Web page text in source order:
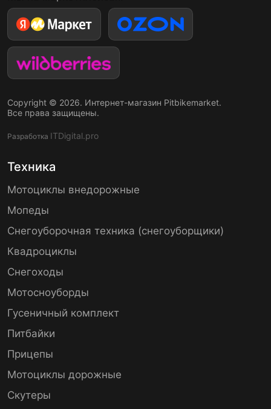
Copyright © 2026. Интернет-магазин Pitbikemarket.
Все права защищены.
Разработка ITDigital.pro
Техника
Мотоциклы внедорожные
Мопеды
Снегоуборочная техника (снегоуборщики)
Квадроциклы
Снегоходы
Мотосноуборды
Гусеничный комплект
Питбайки
Прицепы
Мотоциклы дорожные
Скутеры